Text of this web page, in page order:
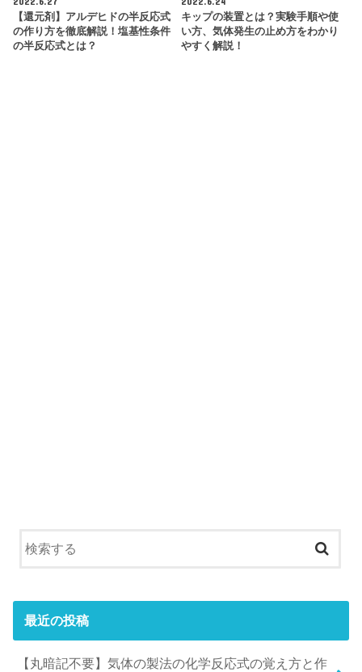
【還元剤】アルデヒドの半反応式
の作り方を徹底解説！塩基性条件
の半反応式とは？
キップの装置とは？実験手順や使
い方、気体発生の止め方をわかり
やすく解説！
最近の投稿
【丸暗記不要】気体の製法の化学反応式の覚え方と作